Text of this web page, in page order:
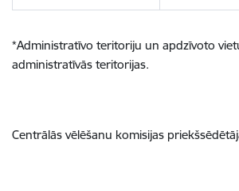
*Administratīvo teritoriju un apdzīvoto
administratīvās teritorijas.
Centrālās vēlēšanu komisijas